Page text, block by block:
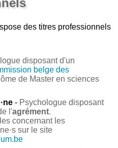
des titres professionnels
disposant d'un
belge des
de Master en sciences
- Psychologue disposant
l'agrément.
concernant les
sur le site